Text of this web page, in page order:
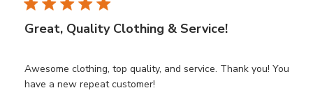
Great, Quality Clothing & Service!
Awesome clothing, top quality, and service. Thank you! You
have a new repeat customer!